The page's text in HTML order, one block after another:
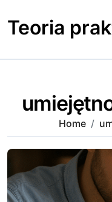
to
content
Teoria
Home